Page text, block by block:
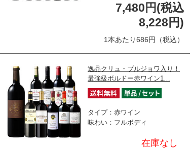
7,480円(税込
8,228円)
1本あたり686円（税込）
逸品クリュ・ブルジョワ入り！
最強級ボルドー赤ワイン1…
タイプ：赤ワイン
味わい：フルボディ
在庫なし